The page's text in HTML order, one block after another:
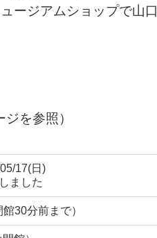
ージアムショップで山
を参照）
17(日)
ました
30分前まで）